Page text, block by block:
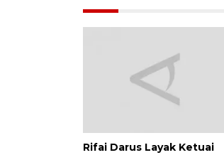
Rifai Darus Layak Ketuai